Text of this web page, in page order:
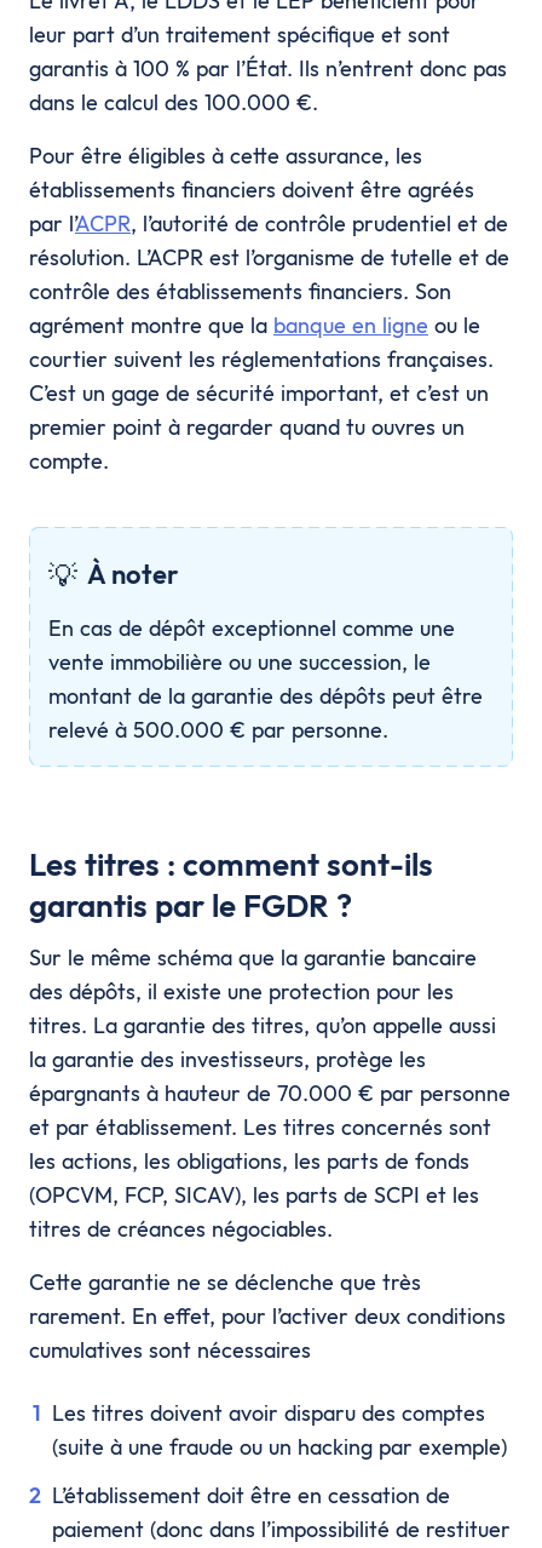
leur part d’un traitement spécifique et sont
garantis à 100 % par l’État. Ils n’entrent donc pas
dans le calcul des 100.000 €.
Pour être éligibles à cette assurance, les
établissements financiers doivent être agréés
par l’ACPR, l’autorité de contrôle prudentiel et de
résolution. L’ACPR est l’organisme de tutelle et de
contrôle des établissements financiers. Son
agrément montre que la banque en ligne ou le
courtier suivent les réglementations françaises.
C’est un gage de sécurité important, et c’est un
premier point à regarder quand tu ouvres un
compte.
💡 À noter
En cas de dépôt exceptionnel comme une
vente immobilière ou une succession, le
montant de la garantie des dépôts peut être
relevé à 500.000 € par personne.
Les titres : comment sont-ils
garantis par le FGDR ?
Sur le même schéma que la garantie bancaire
des dépôts, il existe une protection pour les
titres. La garantie des titres, qu’on appelle aussi
la garantie des investisseurs, protège les
épargnants à hauteur de 70.000 € par personne
et par établissement. Les titres concernés sont
les actions, les obligations, les parts de fonds
(OPCVM, FCP, SICAV), les parts de SCPI et les
titres de créances négociables.
Cette garantie ne se déclenche que très
rarement. En effet, pour l’activer deux conditions
cumulatives sont nécessaires
Les titres doivent avoir disparu des comptes
(suite à une fraude ou un hacking par exemple)
L’établissement doit être en cessation de
paiement (donc dans l’impossibilité de restituer